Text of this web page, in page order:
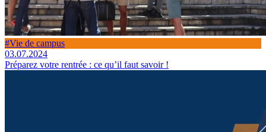
#Vie de campus
03.07.2024
Préparez votre rentrée : ce qu’il faut savoir !